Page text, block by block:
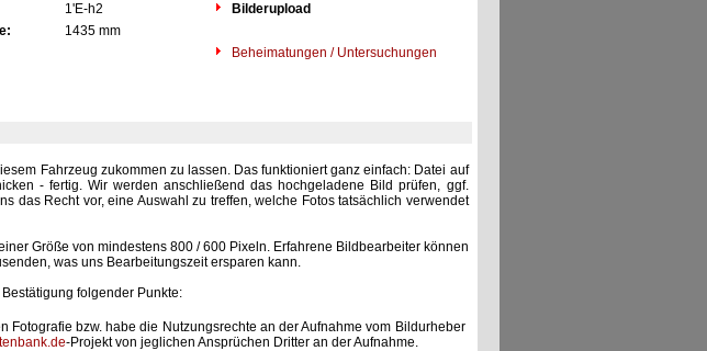
1'E-h2
Bilderupload
1435 mm
Beheimatungen / Untersuchungen
Fahrzeug zukommen zu lassen. Das funktioniert ganz einfach: Datei auf
- fertig. Wir werden anschließend das hochgeladene Bild prüfen, ggf.
das Recht vor, eine Auswahl zu treffen, welche Fotos tatsächlich verwendet
Größe von mindestens 800 / 600 Pixeln. Erfahrene Bildbearbeiter können
was uns Bearbeitungszeit ersparen kann.
folgender Punkte:
Fotografie bzw. habe die Nutzungsrechte an der Aufnahme vom Bildurheber
-Projekt von jeglichen Ansprüchen Dritter an der Aufnahme.